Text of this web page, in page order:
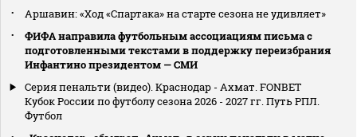
Аршавин: «Ход «Спартака» на старте сезона не удивляет»
ФИФА направила футбольным ассоциациям письма с
подготовленными текстами в поддержку переизбрания
Инфантино президентом — СМИ
Серия пенальти (видео). Краснодар - Ахмат. FONBET
Кубок России по футболу сезона 2026 - 2027 гг. Путь РПЛ.
Футбол